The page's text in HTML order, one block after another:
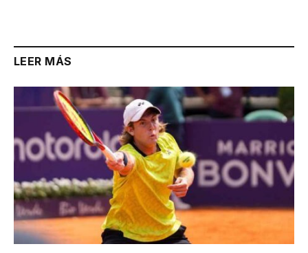
LEER MÁS